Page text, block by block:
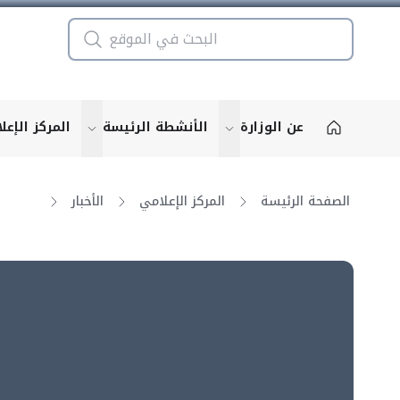
عن الوزارة show submenu for "More"
الأنشطة الرئيسة for "More"
المركز
الصفحة الرئيسة المركز الإعلامي الأخبار